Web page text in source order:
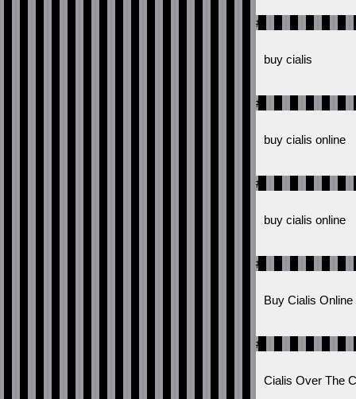
#
buy cialis
#
buy cialis online
#
buy cialis online
#
Buy Cialis Online
#
Cialis Over The